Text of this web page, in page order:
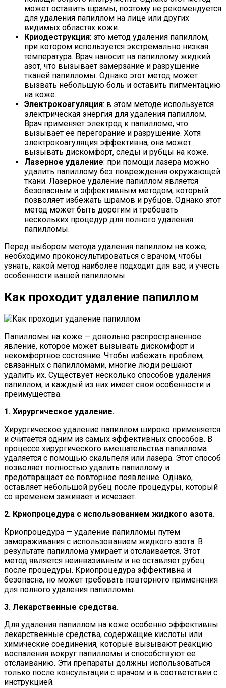
может оставить шрамы, поэтому не рекомендуется
для удаления папиллом на лице или других
видимых областях кожи.
Криодеструкция: это метод удаления папиллом,
при котором используется экстремально низкая
температура. Врач наносит на папиллому жидкий
азот, что вызывает замерзание и разрушение
тканей папилломы. Однако этот метод может
вызвать небольшую боль и оставить пигментацию
на коже.
Электрокоагуляция: в этом методе используется
электрическая энергия для удаления папиллом.
Врач применяет электрод к папилломе, что
вызывает ее перегорание и разрушение. Хотя
электрокоагуляция эффективна, она может
вызывать дискомфорт, следы и рубцы на коже.
Лазерное удаление: при помощи лазера можно
удалить папиллому без повреждения окружающей
ткани. Лазерное удаление папиллом является
безопасным и эффективным методом, который
позволяет избежать шрамов и рубцов. Однако этот
метод может быть дорогим и требовать
нескольких процедур для полного удаления
папилломы.
Перед выбором метода удаления папиллом на коже,
необходимо проконсультироваться с врачом, чтобы
узнать, какой метод наиболее подходит для вас, и учесть
особенности вашей папилломы.
Как проходит удаление папиллом
Папилломы на коже — довольно распространенное
явление, которое может вызывать дискомфорт и
некомфортное состояние. Чтобы избежать проблем,
связанных с папилломами, многие люди решают
удалить их. Существует несколько способов удаления
папиллом, и каждый из них имеет свои особенности и
преимущества.
1. Хирургическое удаление.
Хирургическое удаление папиллом широко применяется
и считается одним из самых эффективных способов. В
процессе хирургического вмешательства папиллома
удаляется с помощью скальпеля или лазера. Этот способ
позволяет полностью удалить папиллому и
предотвращает ее повторное появление. Однако,
оставляет небольшой рубец после процедуры, который
со временем заживает и исчезает.
2. Криопроцедура с использованием жидкого азота.
Криопроцедура — удаление папилломы путем
замораживания с использованием жидкого азота. В
результате папиллома умирает и отслаивается. Этот
метод является неинвазивным и не оставляет рубец
после процедуры. Криопроцедура эффективна и
безопасна, но может требовать повторного применения
для полного удаления папилломы.
3. Лекарственные средства.
Для удаления папиллом на коже особенно эффективны
лекарственные средства, содержащие кислоты или
химические соединения, которые вызывают реакцию
воспаления вокруг папилломы и способствуют ее
отслаиванию. Эти препараты должны использоваться
только после консультации с врачом и в соответствии с
инструкцией.